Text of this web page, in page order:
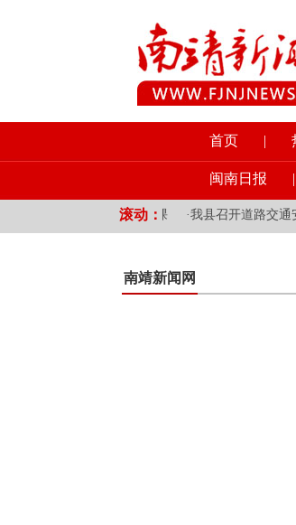
首页 |
闽南日报 |
滚动：
党员干部讲授专题党课 我县召开道路交通安全
南靖新闻网